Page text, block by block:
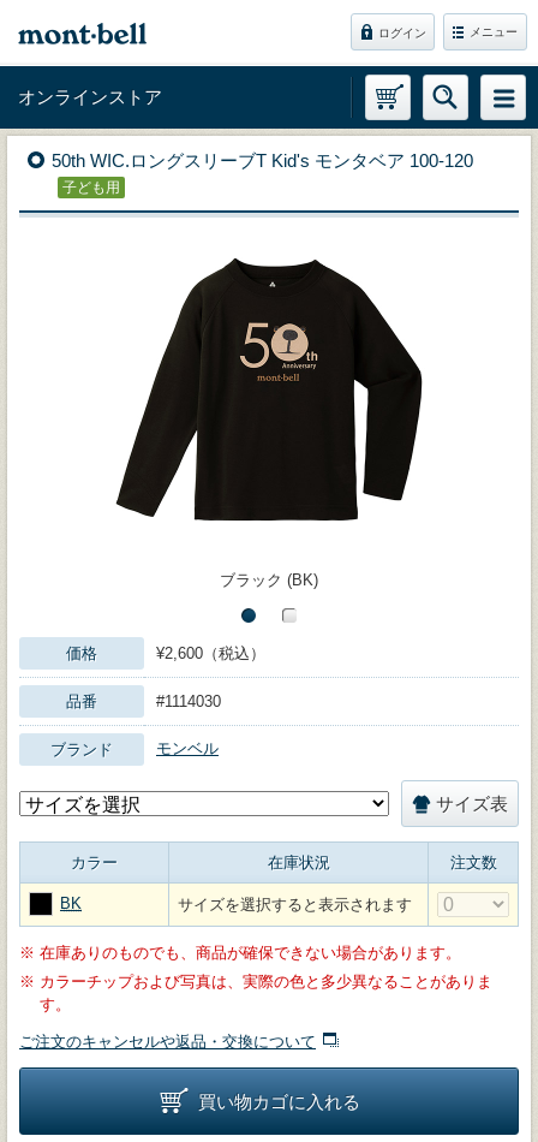
ログイン メニュー
オンラインストア
50th WIC.ロングスリーブT Kid's モンタベア 100-120
子ども用
ブラック (BK)
価格 ¥2,600（税込）
品番 #1114030
ブランド モンベル
サイズ表
カラー 在庫状況 注文数
BK サイズを選択すると表示されます
※ 在庫ありのものでも、商品が確保できない場合があります。
※ カラーチップおよび写真は、実際の色と多少異なることがありま
す。
ご注文のキャンセルや返品・交換について
買い物カゴに入れる